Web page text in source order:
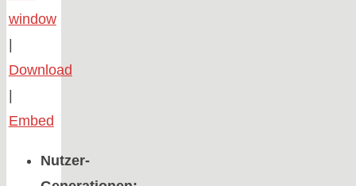
window
Download
Embed
Nutzer-